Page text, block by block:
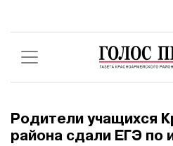
Родители учащихся
района сдали ЕГЭ по